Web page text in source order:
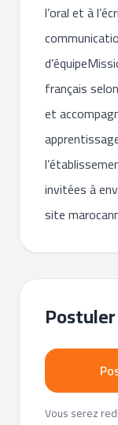
l’oral et à
français
et
invitées à
site
Postuler
Vous serez